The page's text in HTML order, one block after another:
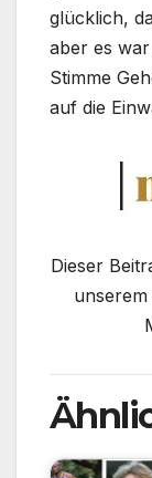
glücklich,
aber es
Stimme
auf die
Dieser